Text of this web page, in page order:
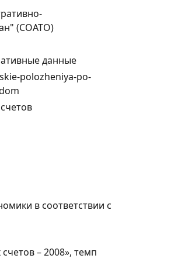
(СОАТО)
данные
polozheniya-po-
в соответствии с
– 2008», темп